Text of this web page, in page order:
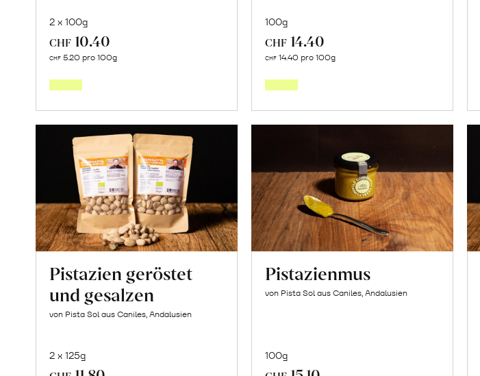
2 x 100g
CHF 10.40
CHF 5.20 pro 100g
100g
CHF 14.40
CHF 14.40 pro 100g
Pistazien geröstet
und gesalzen
von Pista Sol aus Caniles, Andalusien
2 x 125g
Pistazienmus
von Pista Sol aus Caniles, Andalusien
100g